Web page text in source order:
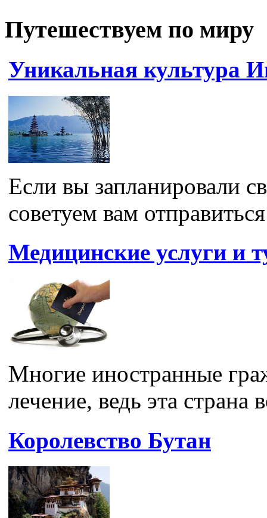
Путешествуем по миру
Уникальная культура
Если вы запланировали
советуем вам
Медицинские услуги и
Многие иностранные
лечение, ведь эта страна
Королевство Бутан